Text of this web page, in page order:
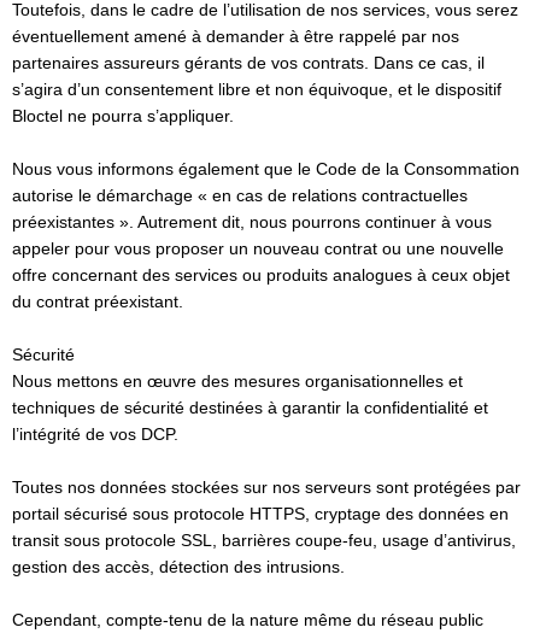
Toutefois, dans le cadre de l’utilisation de nos services, vous serez
éventuellement amené à demander à être rappelé par nos
partenaires assureurs gérants de vos contrats. Dans ce cas, il
s’agira d’un consentement libre et non équivoque, et le dispositif
Bloctel ne pourra s’appliquer.
Nous vous informons également que le Code de la Consommation
autorise le démarchage « en cas de relations contractuelles
préexistantes ». Autrement dit, nous pourrons continuer à vous
appeler pour vous proposer un nouveau contrat ou une nouvelle
offre concernant des services ou produits analogues à ceux objet
du contrat préexistant.
Sécurité
Nous mettons en œuvre des mesures organisationnelles et
techniques de sécurité destinées à garantir la confidentialité et
l’intégrité de vos DCP.
Toutes nos données stockées sur nos serveurs sont protégées par
portail sécurisé sous protocole HTTPS, cryptage des données en
transit sous protocole SSL, barrières coupe-feu, usage d’antivirus,
gestion des accès, détection des intrusions.
Cependant, compte-tenu de la nature même du réseau public